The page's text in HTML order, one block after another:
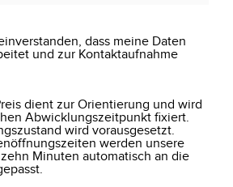
dass meine Daten
und zur Kontaktaufnahme
dient zur Orientierung und wird
Abwicklungszeitpunkt fixiert.
wird vorausgesetzt.
werden unsere
Minuten automatisch an die